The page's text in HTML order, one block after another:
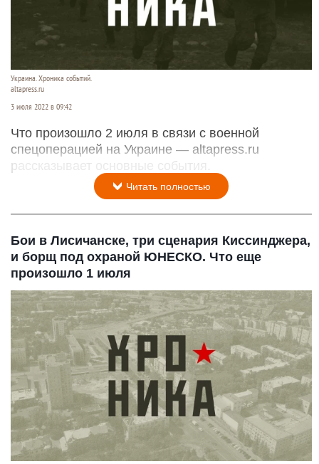
Украина. Хроника событий.
altapress.ru
3 июля 2022 в 09:42
Что произошло 2 июля в связи с военной
спецоперацией на Украине — altapress.ru
рассказывает основные события.
Читать полностью
Бои в Лисичанске, три сценария Киссинджера,
и борщ под охраной ЮНЕСКО. Что еще
произошло 1 июля